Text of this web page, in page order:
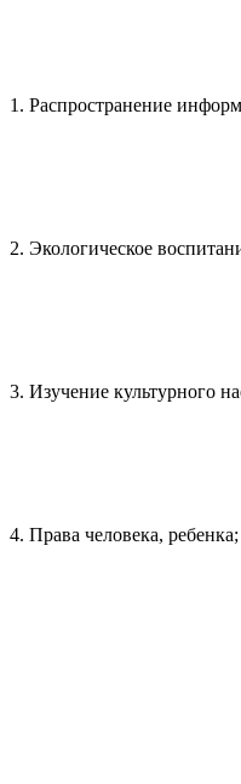
1. Распространение
2. Экологическое
3. Изучение культурного
4. Права человека,